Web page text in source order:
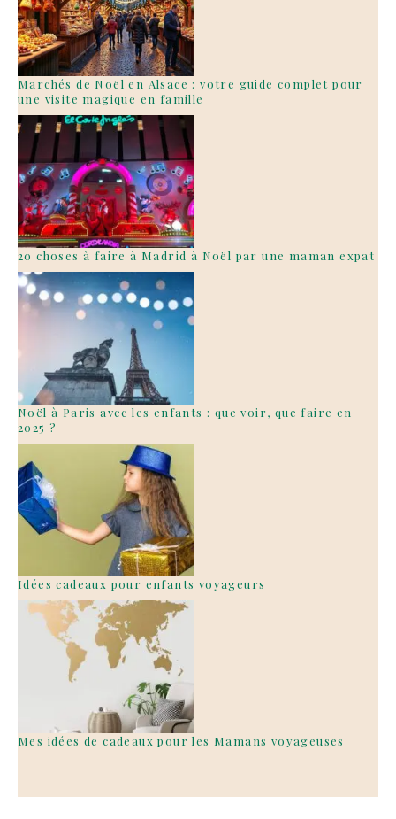
Marchés de Noël en Alsace : votre guide complet pour
une visite magique en famille
20 choses à faire à Madrid à Noël par une maman expat
Noël à Paris avec les enfants : que voir, que faire en
2025 ?
Idées cadeaux pour enfants voyageurs
Mes idées de cadeaux pour les Mamans voyageuses